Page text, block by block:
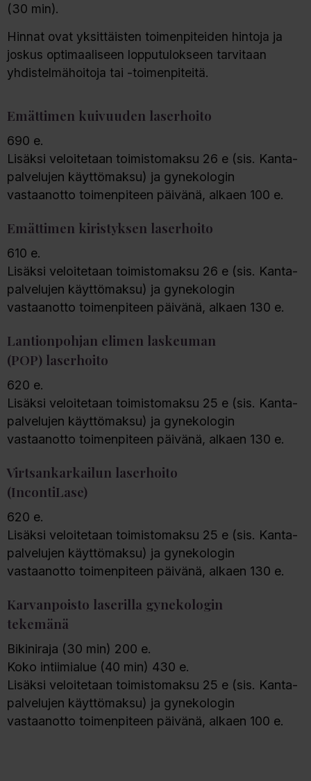
(30 min).
Hinnat ovat yksittäisten toimenpiteiden hintoja ja
joskus optimaaliseen lopputulokseen tarvitaan
yhdistelmähoitoja tai -toimenpiteitä.
Emättimen kuivuuden laserhoito
690 e.
Lisäksi veloitetaan toimistomaksu 26 e (sis. Kanta-
palvelujen käyttömaksu) ja gynekologin
vastaanotto toimenpiteen päivänä, alkaen 100 e.
Emättimen kiristyksen laserhoito
610 e.
Lisäksi veloitetaan toimistomaksu 26 e (sis. Kanta-
palvelujen käyttömaksu) ja gynekologin
vastaanotto toimenpiteen päivänä, alkaen 130 e.
Lantionpohjan elimen laskeuman
(POP) laserhoito
620 e.
Lisäksi veloitetaan toimistomaksu 25 e (sis. Kanta-
palvelujen käyttömaksu) ja gynekologin
vastaanotto toimenpiteen päivänä, alkaen 130 e.
Virtsankarkailun laserhoito
(IncontiLase)
620 e.
Lisäksi veloitetaan toimistomaksu 25 e (sis. Kanta-
palvelujen käyttömaksu) ja gynekologin
vastaanotto toimenpiteen päivänä, alkaen 130 e.
Karvanpoisto laserilla gynekologin
tekemänä
Bikiniraja (30 min) 200 e.
Koko intiimialue (40 min) 430 e.
Lisäksi veloitetaan toimistomaksu 25 e (sis. Kanta-
palvelujen käyttömaksu) ja gynekologin
vastaanotto toimenpiteen päivänä, alkaen 100 e.